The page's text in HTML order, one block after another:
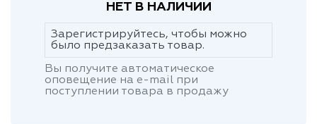
НЕТ В НАЛИЧИИ
Зарегистрируйтесь, чтобы можно
было предзаказать товар.
Вы получите автоматическое
оповещение на e-mail при
поступлении товара в продажу